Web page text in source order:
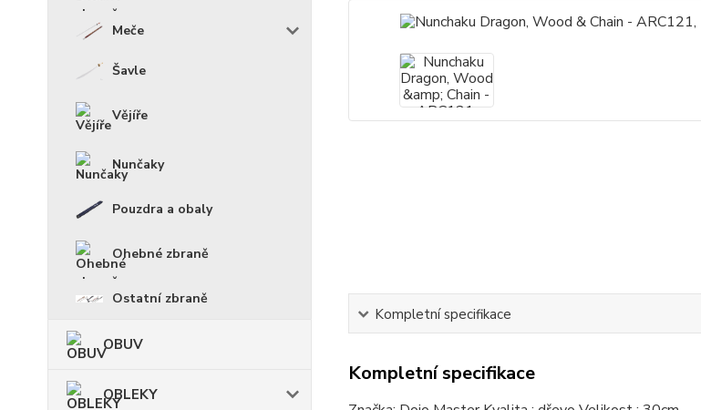
Meče
Šavle
Vějíře
Nunčaky
Pouzdra a obaly
Ohebné zbraně
Ostatní zbraně
OBUV
OBLEKY
Kompletní specifikace
Kompletní specifikace